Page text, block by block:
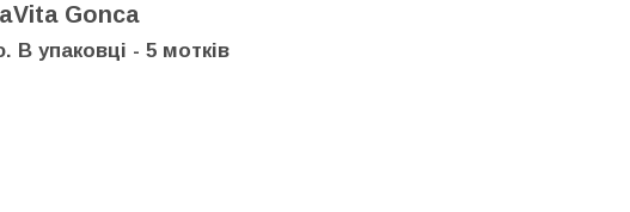
Gonca
В упаковці - 5 мотків